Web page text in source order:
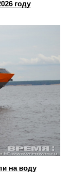
году
на воду